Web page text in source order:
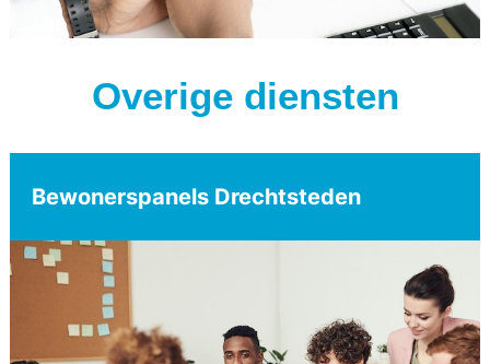
Overige diensten
Bewonerspanels Drechtsteden